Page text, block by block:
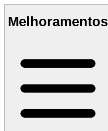
Melhoramentos